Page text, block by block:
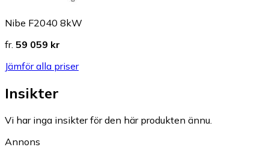
Nibe F2040 8kW
fr. 59 059 kr
Jämför alla priser
Insikter
Vi har inga insikter för den här produkten ännu.
Annons